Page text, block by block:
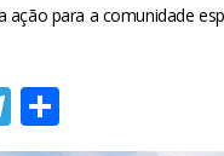
ação para a comunidade
Telegram